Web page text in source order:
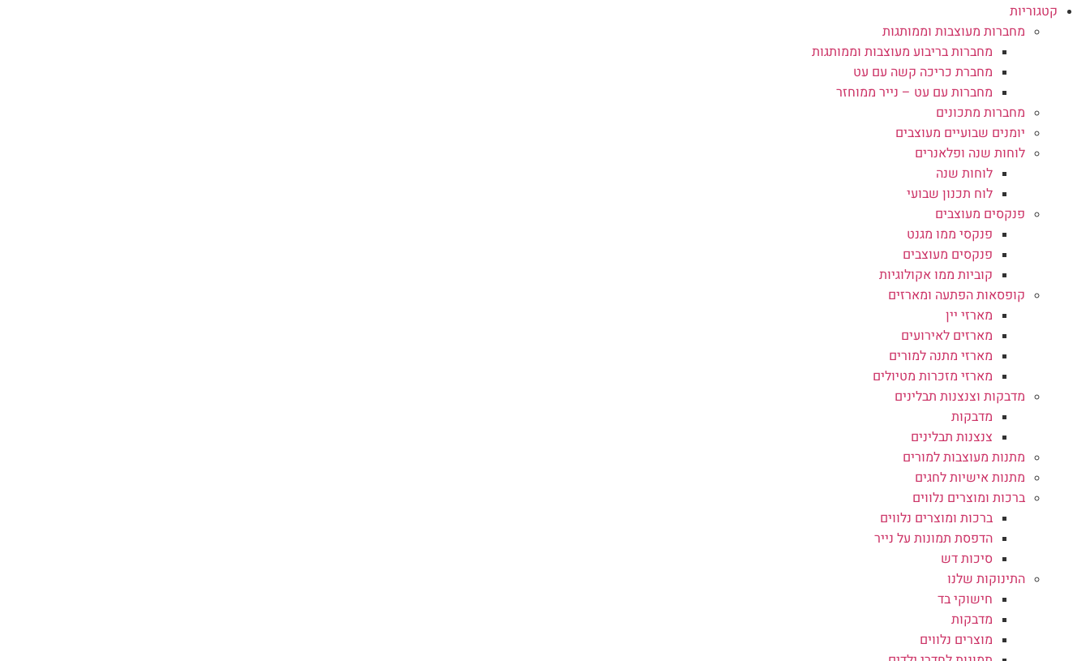
קטגוריות
מחברות מעוצבות וממותגות
מחברות בריבוע מעוצבות וממותגות
מחברת כריכה קשה עם עט
מחברות עם עט – נייר ממוחזר
מחברות מתכונים
יומנים שבועיים מעוצבים
לוחות שנה ופלאנרים
לוחות שנה
לוח תכנון שבועי
פנקסים מעוצבים
פנקסי ממו מגנט
פנקסים מעוצבים
קוביות ממו אקולוגיות
קופסאות הפתעה ומארזים
מארזי יין
מארזים לאירועים
מארזי מתנה למורים
מארזי מזכרות מטיולים
מדבקות וצנצנות תבלינים
מדבקות
צנצנות תבלינים
מתנות מעוצבות למורים
מתנות אישיות לחגים
ברכות ומוצרים נלווים
ברכות ומוצרים נלווים
הדפסת תמונות על נייר
סיכות דש
התינוקות שלנו
חישוקי בד
מדבקות
מוצרים נלווים